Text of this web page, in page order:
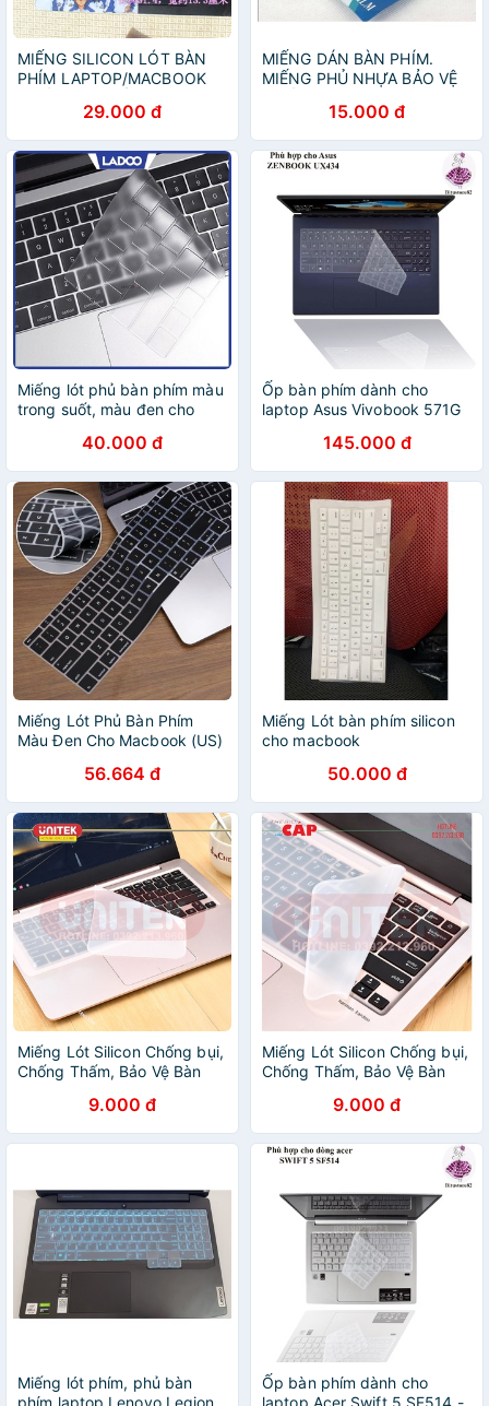
MIẾNG SILICON LÓT BÀN
PHÍM LAPTOP/MACBOOK
29.000 đ
MIẾNG DÁN BÀN PHÍM.
MIẾNG PHỦ NHỰA BẢO VỆ
15.000 đ
Miếng lót phủ bàn phím màu
trong suốt, màu đen cho
40.000 đ
Ốp bàn phím dành cho
laptop Asus Vivobook 571G
che, phủ, đậy, lót bàn phím
145.000 đ
Miếng Lót Phủ Bàn Phím
Màu Đen Cho Macbook (US)
56.664 đ
Miếng Lót bàn phím silicon
cho macbook
50.000 đ
Miếng Lót Silicon Chống bụi,
Chống Thấm, Bảo Vệ Bàn
9.000 đ
Miếng Lót Silicon Chống bụi,
Chống Thấm, Bảo Vệ Bàn
9.000 đ
Miếng lót phím, phủ bàn
phím laptop Lenovo Legion
Ốp bàn phím dành cho
laptop Acer Swift 5 SF514 -